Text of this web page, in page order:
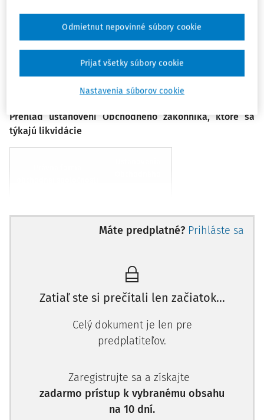
ustanovenia § 70 až § 75a Obchodného zákonníka a
obchodných spoločností (ďalej aj „spoločnosť“ alebo
„účtovná jednotka“). Prehľad jednotlivých ustanovení
Obchodného zákonníka, ktoré sa týkajú likvidácie,
uvádzame v tabuľke.
Prehľad ustanovení Obchodného zákonníka, ktoré sa
týkajú likvidácie
§ 88 – § 92
Komanditná spoločnosť § 102 – § 104
§ 218 – § 220a
Máte predplatné? Prihláste sa
Zatiaľ ste si prečítali len začiatok...
Celý dokument je len pre
predplatiteľov.
Zaregistrujte sa a získajte
zadarmo prístup k vybranému obsahu
na 10 dní.
Nastavenia súborov cookie
Odmietnut nepovinné súbory cookie
Prijať všetky súbory cookie